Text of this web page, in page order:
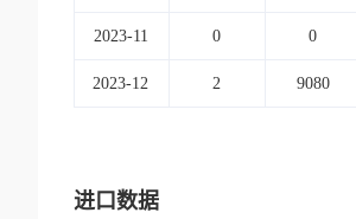
2023-11 0 0
2023-12 2 9080
进口数据